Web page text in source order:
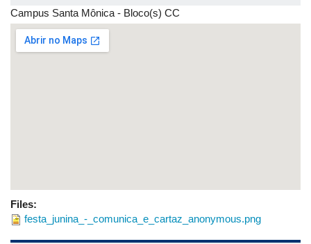
Campus Santa Mônica - Bloco(s) CC
Files:
festa_junina_-_comunica_e_cartaz_anonymous.png